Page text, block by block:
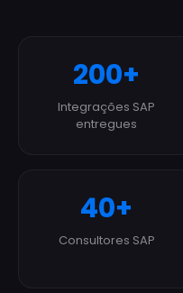
200+
Integrações SAP
entregues
40+
Consultores SAP